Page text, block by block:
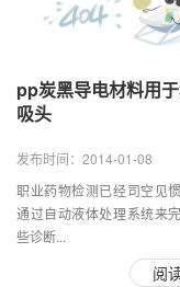
pp炭黑导电材料用
吸头
发布时间：2014-01-08
职业药物检测已经司空见
通过自动液体处理系统来
些诊断...
阅